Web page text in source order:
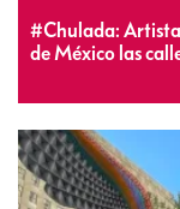
#Chulada:
de México las